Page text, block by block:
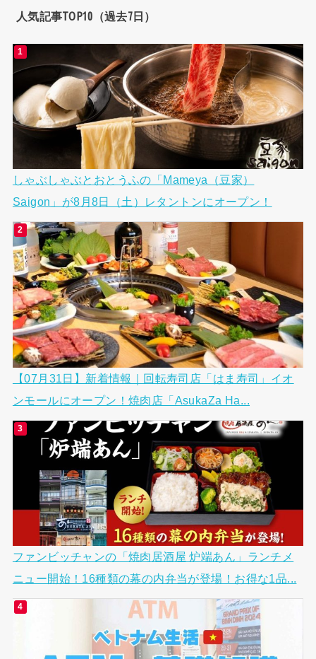
人気記事TOP10（過去7日）
しゃぶしゃぶとおとうふの「Mameya（豆家）
Saigon」が8月8日（土）レタントンにオープン！
【07月31日】新着情報｜回転寿司店「はま寿司」イオ
ンモールにオープン！焼肉店「AsukaZa Ha...
ファンビッチャンの「焼肉居酒屋 炉端あん」ランチメ
ニュー開始！16種類の幕の内弁当が登場！お得な1品...